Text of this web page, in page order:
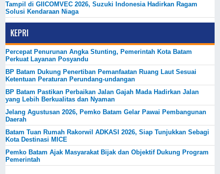
Tampil di GIICOMVEC 2026, Suzuki Indonesia Hadirkan Ragam
Solusi Kendaraan Niaga
KEPRI
Percepat Penurunan Angka Stunting, Pemerintah Kota Batam
Perkuat Layanan Posyandu
BP Batam Dukung Penertiban Pemanfaatan Ruang Laut Sesuai
Ketentuan Peraturan Perundang-undangan
BP Batam Pastikan Perbaikan Jalan Gajah Mada Hadirkan Jalan
yang Lebih Berkualitas dan Nyaman
Jelang Agustusan 2026, Pemko Batam Gelar Pawai Pembangunan
Daerah
Batam Tuan Rumah Rakorwil ADKASI 2026, Siap Tunjukkan Sebagi
Kota Destinasi MICE
Pemko Batam Ajak Masyarakat Bijak dan Objektif Dukung Program
Pemerintah